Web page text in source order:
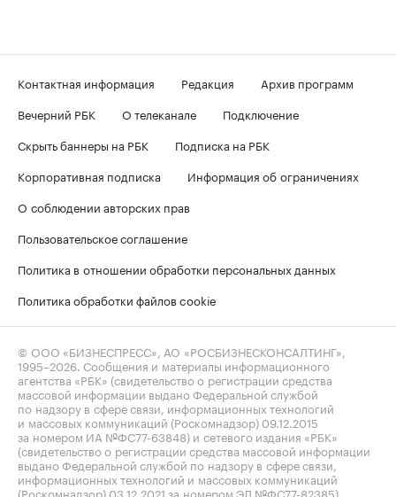
Контактная информация Редакция
Архив программ
Вечерний РБК
О телеканале
Подключение
Скрыть баннеры на РБК
Подписка на РБК
Корпоративная подписка
Информация об ограничениях
О соблюдении авторских прав
Пользовательское соглашение
Политика в отношении обработки персональных данных
Политика обработки файлов cookie
© ООО «БИЗНЕСПРЕСС», АО «РОСБИЗНЕСКОНСАЛТИНГ»,
1995–2026 . Сообщения и материалы информационного
агентства «РБК» (свидетельство о регистрации средства
массовой информации выдано Федеральной службой
по надзору в сфере связи, информационных технологий
и массовых коммуникаций (Роскомнадзор) 09.12.2015
за номером ИА №ФС77-63848) и сетевого издания «РБК»
(свидетельство о регистрации средства массовой информации
выдано Федеральной службой по надзору в сфере связи,
информационных технологий и массовых коммуникаций
(Роскомнадзор) 03.12.2021 за номером ЭЛ №ФС77-82385)